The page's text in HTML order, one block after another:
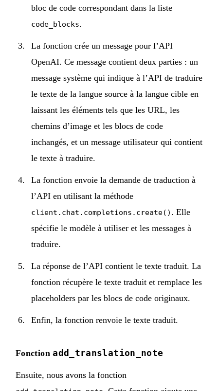
bloc de code correspondant dans la liste
code_blocks.
La fonction crée un message pour l’API
OpenAI. Ce message contient deux parties : un
message système qui indique à l’API de traduire
le texte de la langue source à la langue cible en
laissant les éléments tels que les URL, les
chemins d’image et les blocs de code
inchangés, et un message utilisateur qui contient
le texte à traduire.
La fonction envoie la demande de traduction à
l’API en utilisant la méthode
client.chat.completions.create() . Elle
spécifie le modèle à utiliser et les messages à
traduire.
La réponse de l’API contient le texte traduit. La
fonction récupère le texte traduit et remplace les
placeholders par les blocs de code originaux.
Enfin, la fonction renvoie le texte traduit.
Fonctionadd_translation_note
Ensuite, nous avons la fonction